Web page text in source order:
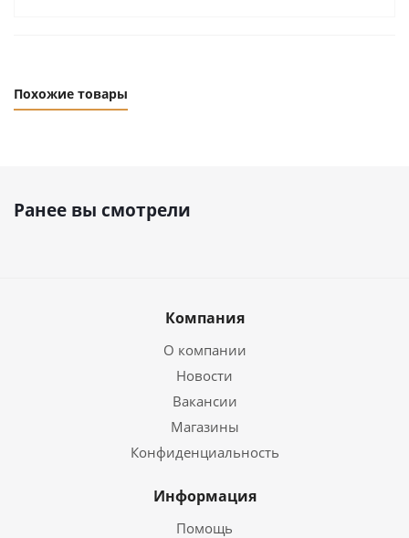
Похожие товары
Ранее вы смотрели
Компания
О компании
Новости
Вакансии
Магазины
Конфиденциальность
Информация
Помощь